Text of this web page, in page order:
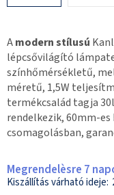
Amodern stílusú
lépcsővilágító
színhőmérsékletű,
méretű, 1,5W
termékcsalád tagja
rendelkezik, 60mm-
csomagolásban,
Megrendelèsre 7